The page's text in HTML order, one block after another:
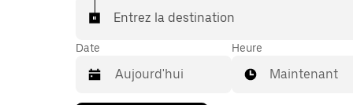
Entrez la destination
Date Heure
Maintenant